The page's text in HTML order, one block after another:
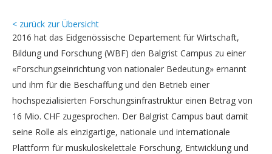
< zurück zur Übersicht
2016 hat das Eidgenössische Departement für Wirtschaft,
Bildung und Forschung (WBF) den Balgrist Campus zu einer
«Forschungseinrichtung von nationaler Bedeutung» ernannt
und ihm für die Beschaffung und den Betrieb einer
hochspezialisierten Forschungsinfrastruktur einen Betrag von
16 Mio. CHF zugesprochen. Der Balgrist Campus baut damit
seine Rolle als einzigartige, nationale und internationale
Plattform für muskuloskelettale Forschung, Entwicklung und